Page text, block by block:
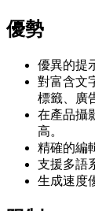
優勢
優異的提
對富含文
標籤、廣
在產品攝
高。
精確的編
支援多語
生成速度